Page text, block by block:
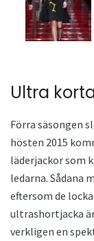
Ultra
Förra säsongen
hösten 2015
läderjackor som
ledarna. Sådana
eftersom de
ultrashortjacka
verkligen en